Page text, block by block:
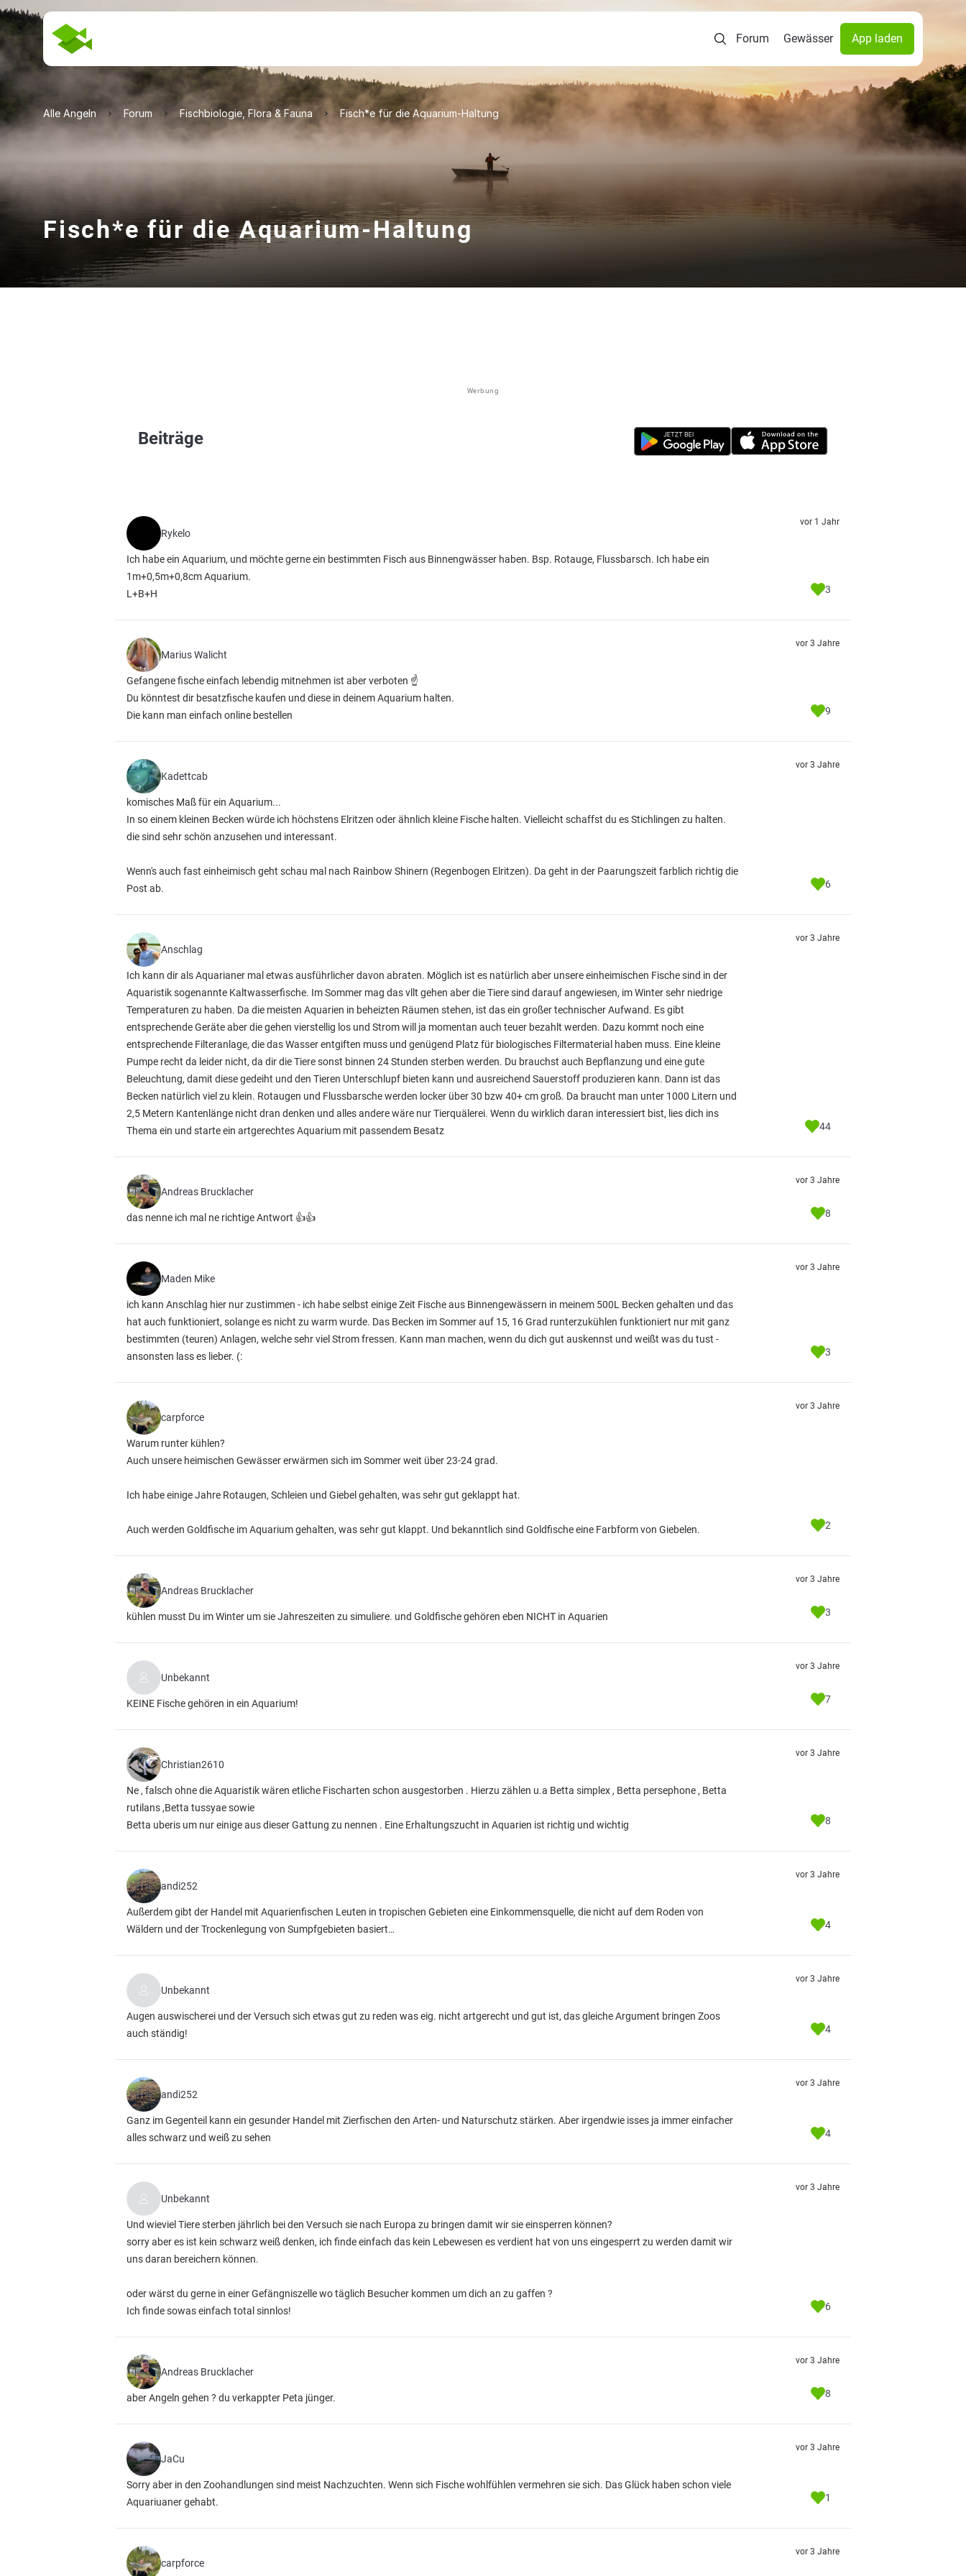
Forum Gewässer App laden
Alle Angeln Forum Fischbiologie, Flora & Fauna Fisch*e für die Aquarium-Haltung
Fisch*e für die Aquarium-Haltung
Werbung
Beiträge
Rykelo
Ich habe ein Aquarium, und möchte gerne ein bestimmten Fisch aus Binnengwässer haben. Bsp. Rotauge, Flussbarsch. Ich habe ein
1m+0,5m+0,8cm Aquarium.
L+B+H
vor 1 Jahr
3
Marius Walicht
Gefangene fische einfach lebendig mitnehmen ist aber verboten ☝️
Du könntest dir besatzfische kaufen und diese in deinem Aquarium halten.
Die kann man einfach online bestellen
vor 3 Jahre
9
Kadettcab
komisches Maß für ein Aquarium...
In so einem kleinen Becken würde ich höchstens Elritzen oder ähnlich kleine Fische halten. Vielleicht schaffst du es Stichlingen zu halten.
die sind sehr schön anzusehen und interessant.
Wenn's auch fast einheimisch geht schau mal nach Rainbow Shinern (Regenbogen Elritzen). Da geht in der Paarungszeit farblich richtig die
Post ab.
vor 3 Jahre
6
Anschlag
Ich kann dir als Aquarianer mal etwas ausführlicher davon abraten. Möglich ist es natürlich aber unsere einheimischen Fische sind in der
Aquaristik sogenannte Kaltwasserfische. Im Sommer mag das vllt gehen aber die Tiere sind darauf angewiesen, im Winter sehr niedrige
Temperaturen zu haben. Da die meisten Aquarien in beheizten Räumen stehen, ist das ein großer technischer Aufwand. Es gibt
entsprechende Geräte aber die gehen vierstellig los und Strom will ja momentan auch teuer bezahlt werden. Dazu kommt noch eine
entsprechende Filteranlage, die das Wasser entgiften muss und genügend Platz für biologisches Filtermaterial haben muss. Eine kleine
Pumpe recht da leider nicht, da dir die Tiere sonst binnen 24 Stunden sterben werden. Du brauchst auch Bepflanzung und eine gute
Beleuchtung, damit diese gedeiht und den Tieren Unterschlupf bieten kann und ausreichend Sauerstoff produzieren kann. Dann ist das
Becken natürlich viel zu klein. Rotaugen und Flussbarsche werden locker über 30 bzw 40+ cm groß. Da braucht man unter 1000 Litern und
2,5 Metern Kantenlänge nicht dran denken und alles andere wäre nur Tierquälerei. Wenn du wirklich daran interessiert bist, lies dich ins
Thema ein und starte ein artgerechtes Aquarium mit passendem Besatz
vor 3 Jahre
44
Andreas Brucklacher
das nenne ich mal ne richtige Antwort 👍👍
vor 3 Jahre
8
Maden Mike
ich kann Anschlag hier nur zustimmen - ich habe selbst einige Zeit Fische aus Binnengewässern in meinem 500L Becken gehalten und das
hat auch funktioniert, solange es nicht zu warm wurde. Das Becken im Sommer auf 15, 16 Grad runterzukühlen funktioniert nur mit ganz
bestimmten (teuren) Anlagen, welche sehr viel Strom fressen. Kann man machen, wenn du dich gut auskennst und weißt was du tust -
ansonsten lass es lieber. (:
vor 3 Jahre
3
carpforce
Warum runter kühlen?
Auch unsere heimischen Gewässer erwärmen sich im Sommer weit über 23-24 grad.
Ich habe einige Jahre Rotaugen, Schleien und Giebel gehalten, was sehr gut geklappt hat.
Auch werden Goldfische im Aquarium gehalten, was sehr gut klappt. Und bekanntlich sind Goldfische eine Farbform von Giebelen.
vor 3 Jahre
2
Andreas Brucklacher
kühlen musst Du im Winter um sie Jahreszeiten zu simuliere. und Goldfische gehören eben NICHT in Aquarien
vor 3 Jahre
3
Unbekannt
KEINE Fische gehören in ein Aquarium!
vor 3 Jahre
7
Christian2610
Ne , falsch ohne die Aquaristik wären etliche Fischarten schon ausgestorben . Hierzu zählen u.a Betta simplex , Betta persephone , Betta
rutilans ,Betta tussyae sowie
Betta uberis um nur einige aus dieser Gattung zu nennen . Eine Erhaltungszucht in Aquarien ist richtig und wichtig
vor 3 Jahre
8
andi252
Außerdem gibt der Handel mit Aquarienfischen Leuten in tropischen Gebieten eine Einkommensquelle, die nicht auf dem Roden von
Wäldern und der Trockenlegung von Sumpfgebieten basiert…
vor 3 Jahre
4
Unbekannt
Augen auswischerei und der Versuch sich etwas gut zu reden was eig. nicht artgerecht und gut ist, das gleiche Argument bringen Zoos
auch ständig!
vor 3 Jahre
4
andi252
Ganz im Gegenteil kann ein gesunder Handel mit Zierfischen den Arten- und Naturschutz stärken. Aber irgendwie isses ja immer einfacher
alles schwarz und weiß zu sehen
vor 3 Jahre
4
Unbekannt
Und wieviel Tiere sterben jährlich bei den Versuch sie nach Europa zu bringen damit wir sie einsperren können?
sorry aber es ist kein schwarz weiß denken, ich finde einfach das kein Lebewesen es verdient hat von uns eingesperrt zu werden damit wir
uns daran bereichern können.
oder wärst du gerne in einer Gefängniszelle wo täglich Besucher kommen um dich an zu gaffen ?
Ich finde sowas einfach total sinnlos!
vor 3 Jahre
6
Andreas Brucklacher
aber Angeln gehen ? du verkappter Peta jünger.
vor 3 Jahre
8
JaCu
Sorry aber in den Zoohandlungen sind meist Nachzuchten. Wenn sich Fische wohlfühlen vermehren sie sich. Das Glück haben schon viele
Aquariuaner gehabt.
vor 3 Jahre
1
carpforce
vor 3 Jahre